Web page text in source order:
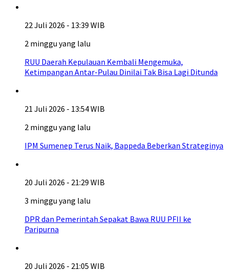
22 Juli 2026 - 13:39 WIB
2 minggu yang lalu
RUU Daerah Kepulauan Kembali Mengemuka,
Ketimpangan Antar-Pulau Dinilai Tak Bisa Lagi Ditunda
21 Juli 2026 - 13:54 WIB
2 minggu yang lalu
IPM Sumenep Terus Naik, Bappeda Beberkan Strateginya
20 Juli 2026 - 21:29 WIB
3 minggu yang lalu
DPR dan Pemerintah Sepakat Bawa RUU PFII ke
Paripurna
20 Juli 2026 - 21:05 WIB